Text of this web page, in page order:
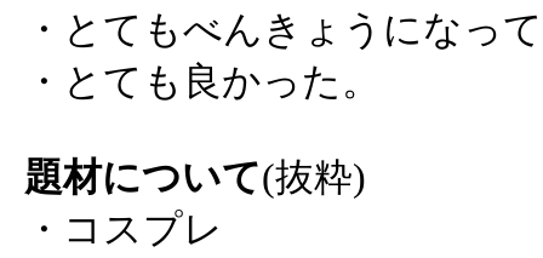
・とてもべんきょうになっ
・とても良かった。
題材について(抜粋)
・コスプレ